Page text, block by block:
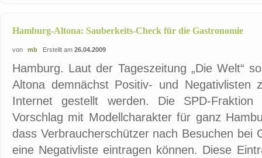
Hamburg-Altona: Sauberkeits-Check für die Gastronomie
von mb Erstellt am 26.04.2009
Hamburg. Laut der Tageszeitung „Die Welt“
Altona demnächst Positiv- und Negativlisten
Internet gestellt werden. Die SPD-
Vorschlag mit Modellcharakter für ganz
dass Verbraucherschützer nach Besuchen bei
eine Negativliste eintragen können. Diese